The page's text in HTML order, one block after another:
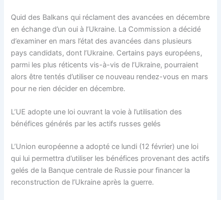
Quid des Balkans qui réclament des avancées en décembre
en échange d’un oui à l’Ukraine. La Commission a décidé
d’examiner en mars l’état des avancées dans plusieurs
pays candidats, dont l’Ukraine. Certains pays européens,
parmi les plus réticents vis-à-vis de l’Ukraine, pourraient
alors être tentés d’utiliser ce nouveau rendez-vous en mars
pour ne rien décider en décembre.
L’UE adopte une loi ouvrant la voie à l’utilisation des
bénéfices générés par les actifs russes gelés
L’Union européenne a adopté ce lundi (12 février) une loi
qui lui permettra d’utiliser les bénéfices provenant des actifs
gelés de la Banque centrale de Russie pour financer la
reconstruction de l’Ukraine après la guerre.